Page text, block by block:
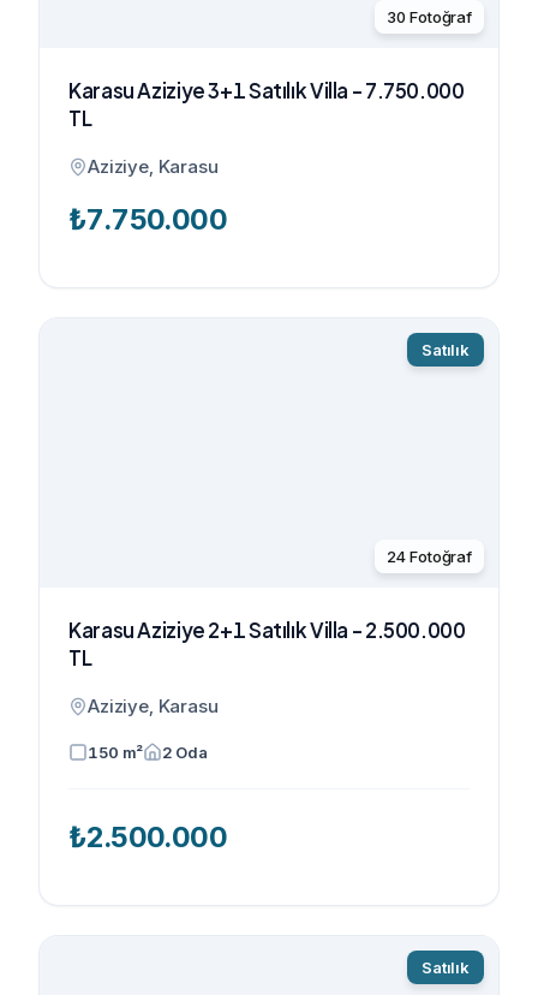
30 Fotoğraf
Karasu Aziziye 3+1 Satılık Villa - 7.750.000
TL
Aziziye, Karasu
₺7.750.000
Satılık
24Fotoğraf
Karasu Aziziye 2+1 Satılık Villa - 2.500.000
TL
Aziziye, Karasu
150 m² 2 Oda
₺2.500.000
Satılık